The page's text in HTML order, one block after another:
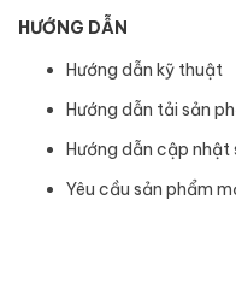
HƯỚNG DẪN
Hướng dẫn kỹ thuật
Hướng dẫn tải sản
Hướng dẫn cập nhật
Yêu cầu sản phẩm